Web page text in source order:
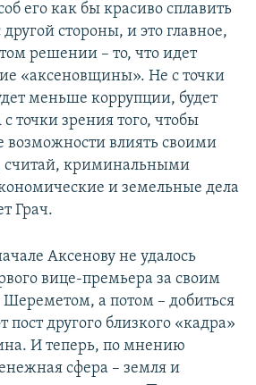
его как бы красиво сплавить
стороны, и это главное,
решении – то, что идет
«аксеновщины». Не с точки
меньше коррупции, будет
точки зрения того, чтобы
возможности влиять своими
криминальными
и земельные дела
Грач.
Аксенову не удалось
вице-премьера за своим
а потом – добиться
пост другого близкого «кадра»
И теперь, по мнению
сфера – земля и